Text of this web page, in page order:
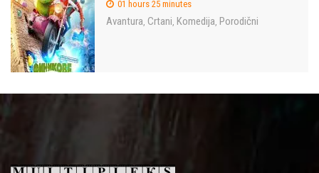
01 hours 25 minutes
Avantura, Crtani, Komedija, Porodični